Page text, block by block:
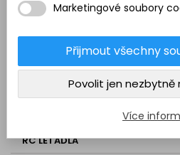
KAMIONY A NÁKLADNÍ AUTA
MAKETOVÉ DOPLŇKY
STAVEBNÍ STROJE
RC LETADLA
Marketingové soubory
Přijmout všechny
Povolit jen nezbytně
Více